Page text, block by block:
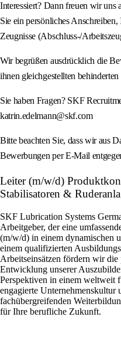
Interessiert? Dann freuen wir
Sie ein persönliches
Zeugnisse (Abschluss‑/
Wir begrüßen ausdrücklich die
ihnen gleichgestellten
Sie haben Fragen? SKF
katrin.edelmann@skf.com
Bitte beachten Sie, dass wir aus
Bewerbungen per E‑Mail
Leiter (m/w/d)
Stabilisatoren &
SKF Lubrication Systems
Arbeitgeber, der eine
(m/w/d) in einem dynamischen
einem qualifizierten
Arbeitseinsätzen fördern wir
Entwicklung unserer
Perspektiven in einem weltweit
engagierte
fachübergreifenden
für Ihre berufliche Zukunft.